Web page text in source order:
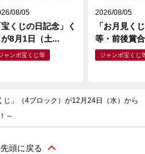
08/05
宝くじの日記念」く
が8月1日（土...
ャンボ宝くじ等
2026/08/05
「お月見く
等・前後賞
ジャンボ宝くじ
じ」（4ブロック）が12月24日（水）から
～
頭に戻る